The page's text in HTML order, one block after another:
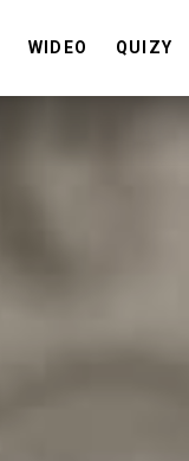
WIDEO QUIZY